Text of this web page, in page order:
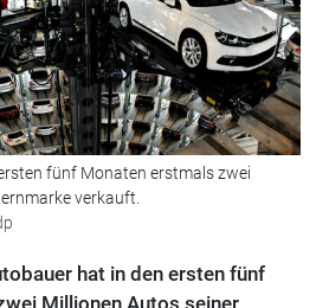
fünf Monaten erstmals zwei
verkauft.
hat in den ersten fünf